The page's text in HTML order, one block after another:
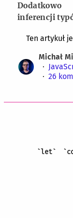
inferencji
Ten artykuł
Michał
26
let